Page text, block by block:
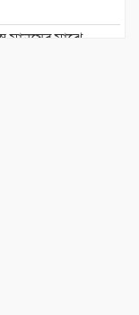
মানুষের মাঝে
৫ দিন ভারী